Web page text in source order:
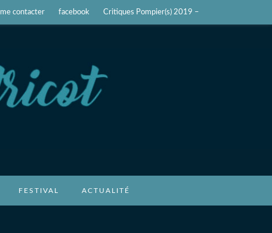
me contacter facebook Critiques Pompier(s) 2019 –
FESTIVAL ACTUALITÉ